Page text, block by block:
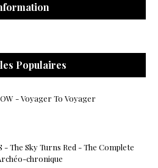
Populaires
- Voyager To Voyager
- The Sky Turns Red - The Complete
chronique